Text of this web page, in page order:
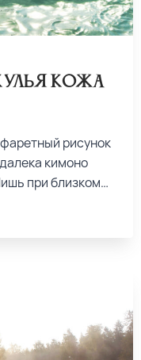
кожа
рисунок
кимоно
при близком…